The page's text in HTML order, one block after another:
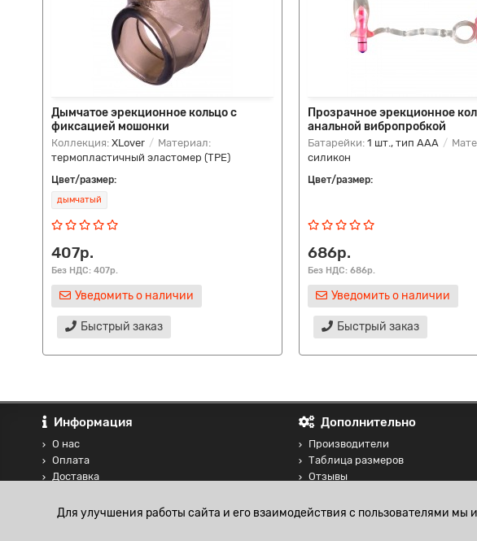
Дымчатое эрекционное кольцо с
фиксацией мошонки
Коллекция: XLover
Материал:
термопластичный эластомер (TPE)
Цвет/размер:
дымчатый
407р.
Без НДС: 407р.
Уведомить о наличии
Быстрый заказ
Прозрачное эрекционное
анальной вибропробкой
Батарейки: 1 шт., тип AAA
силикон
Цвет/размер:
686р.
Без НДС: 686р.
Уведомить о наличии
Быстрый заказ
Информация
О нас
Оплата
Доставка
Блог
Дополнительно
Производители
Таблица размеров
Отзывы
Для улучшения работы сайта и его взаимодействия с пользователями